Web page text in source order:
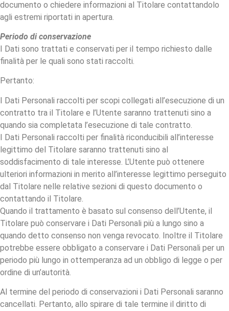
documento o chiedere informazioni al Titolare contattandolo
agli estremi riportati in apertura.
Periodo di conservazione
I Dati sono trattati e conservati per il tempo richiesto dalle
finalità per le quali sono stati raccolti.
Pertanto:
I Dati Personali raccolti per scopi collegati all’esecuzione di un
contratto tra il Titolare e l’Utente saranno trattenuti sino a
quando sia completata l’esecuzione di tale contratto.
I Dati Personali raccolti per finalità riconducibili all’interesse
legittimo del Titolare saranno trattenuti sino al
soddisfacimento di tale interesse. L’Utente può ottenere
ulteriori informazioni in merito all’interesse legittimo perseguito
dal Titolare nelle relative sezioni di questo documento o
contattando il Titolare.
Quando il trattamento è basato sul consenso dell’Utente, il
Titolare può conservare i Dati Personali più a lungo sino a
quando detto consenso non venga revocato. Inoltre il Titolare
potrebbe essere obbligato a conservare i Dati Personali per un
periodo più lungo in ottemperanza ad un obbligo di legge o per
ordine di un’autorità.
Al termine del periodo di conservazioni i Dati Personali saranno
cancellati. Pertanto, allo spirare di tale termine il diritto di